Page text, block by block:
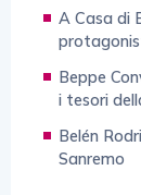
A Casa di
Beppe
i tesori
Belén
Sanremo